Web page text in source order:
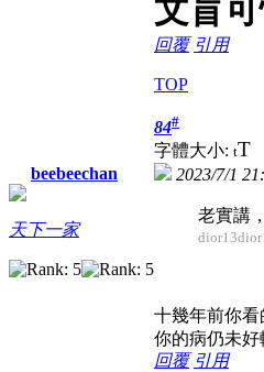
文盲可
回覆 引用
TOP
beebeechan
天下一家
84#
字體大小: tT
2023/7/1
老實講
十幾年前你
你的病仍未好
回覆 引用